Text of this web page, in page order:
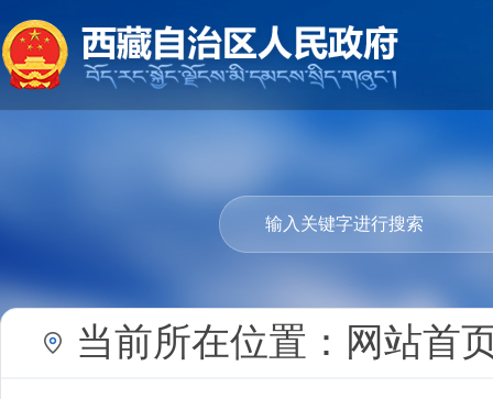
当前所在位置： 网站首